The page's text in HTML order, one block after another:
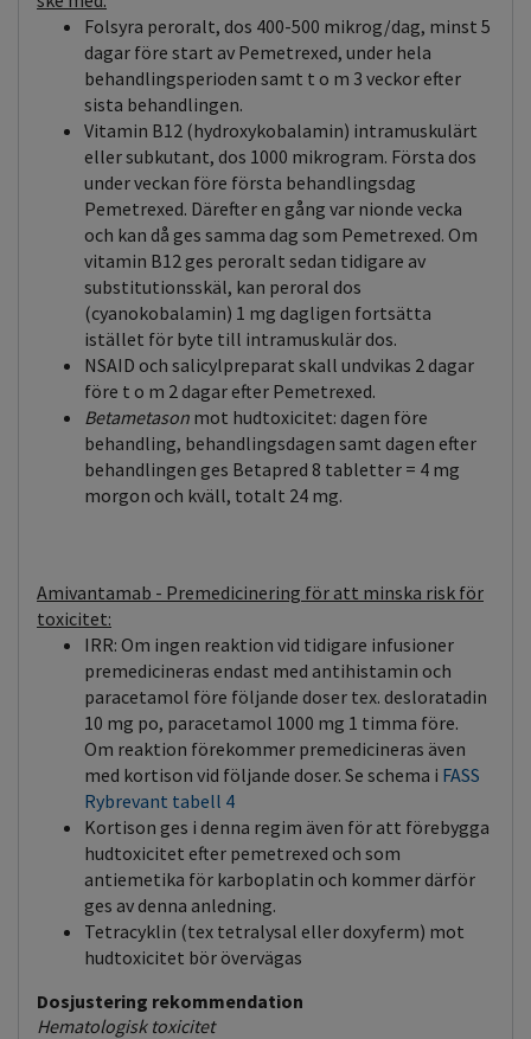
Folsyra peroralt, dos 400-500 mikrog/dag, minst 5
dagar före start av Pemetrexed, under hela
behandlingsperioden samt t o m 3 veckor efter
sista behandlingen.
Vitamin B12 (hydroxykobalamin) intramuskulärt
eller subkutant, dos 1000 mikrogram. Första dos
under veckan före första behandlingsdag
Pemetrexed. Därefter en gång var nionde vecka
och kan då ges samma dag som Pemetrexed. Om
vitamin B12 ges peroralt sedan tidigare av
substitutionsskäl, kan peroral dos
(cyanokobalamin) 1 mg dagligen fortsätta
istället för byte till intramuskulär dos.
NSAID och salicylpreparat skall undvikas 2 dagar
före t o m 2 dagar efter Pemetrexed.
Betametason mot hudtoxicitet: dagen före
behandling, behandlingsdagen samt dagen efter
behandlingen ges Betapred 8 tabletter = 4 mg
morgon och kväll, totalt 24 mg.
Amivantamab - Premedicinering för att minska risk för
toxicitet:
IRR: Om ingen reaktion vid tidigare infusioner
premedicineras endast med antihistamin och
paracetamol före följande doser tex. desloratadin
10 mg po, paracetamol 1000 mg 1 timma före.
Om reaktion förekommer premedicineras även
med kortison vid följande doser. Se schema i FASS
Rybrevant tabell 4
Kortison ges i denna regim även för att förebygga
hudtoxicitet efter pemetrexed och som
antiemetika för karboplatin och kommer därför
ges av denna anledning.
Tetracyklin (tex tetralysal eller doxyferm) mot
hudtoxicitet bör övervägas
Dosjustering rekommendation
Hematologisk toxicitet